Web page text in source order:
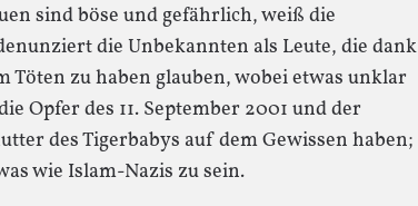
sind böse und gefährlich, weiß die
die Unbekannten als Leute, die dank
zu haben glauben, wobei etwas unklar
Opfer des 11. September 2001 und der
des Tigerbabys auf dem Gewissen haben;
wie Islam-Nazis zu sein.